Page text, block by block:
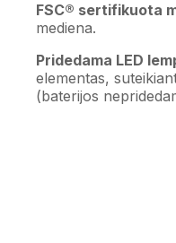
FSC® sertifikuota
mediena.
Pridedama LED
elementas,
(baterijos